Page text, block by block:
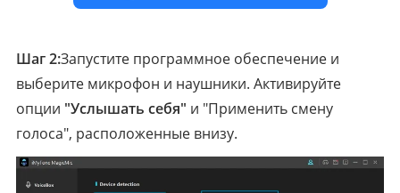
Шаг 2:Запустите программное обеспечение и
выберите микрофон и наушники. Активируйте
опции "Услышать себя" и "Применить смену
голоса", расположенные внизу.